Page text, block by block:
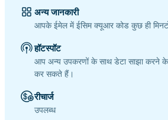
अन्य जानकारी
आपके ईमेल में ईसिम क्यूआर कोड कुछ ही
हॉटस्पॉट
आप अन्य उपकरणों के साथ डेटा साझा करने के
कर सकते हैं।
रीचार्ज
उपलब्ध